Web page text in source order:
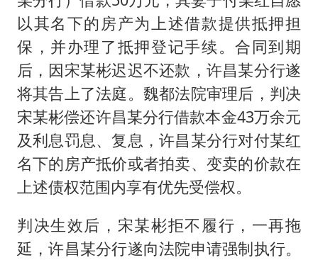
以其名下的房产为上述借款提供抵押担
保，并办理了抵押登记手续。合同到期
后，因宋某彬迟迟不还款，许昌某分行遂
将其告上了法庭。魏都法院审理后，判决
宋某彬偿还许昌某分行借款本金43万余元
及利息罚息、复息，许昌某分行对付某红
名下的房产抵价或者拍卖、变卖的价款在
上述债权范围内享有优先受偿权。
判决生效后，宋某彬拒不履行，一再拖
延，许昌某分行遂向法院申请强制执行。